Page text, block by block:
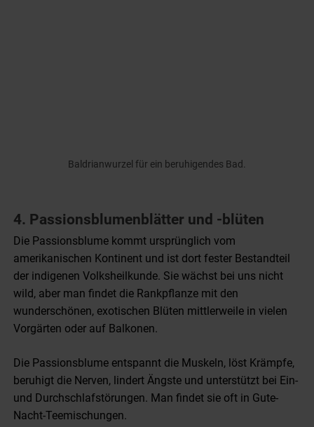
Baldrianwurzel für ein beruhigendes Bad.
4. Passionsblumenblätter und -blüten
Die Passionsblume kommt ursprünglich vom
amerikanischen Kontinent und ist dort fester Bestandteil
der indigenen Volksheilkunde. Sie wächst bei uns nicht
wild, aber man findet die Rankpflanze mit den
wunderschönen, exotischen Blüten mittlerweile in vielen
Vorgärten oder auf Balkonen.
Die Passionsblume entspannt die Muskeln, löst Krämpfe,
beruhigt die Nerven, lindert Ängste und unterstützt bei Ein-
und Durchschlafstörungen. Man findet sie oft in Gute-
Nacht-Teemischungen.